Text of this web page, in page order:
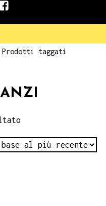
facebook
taggati